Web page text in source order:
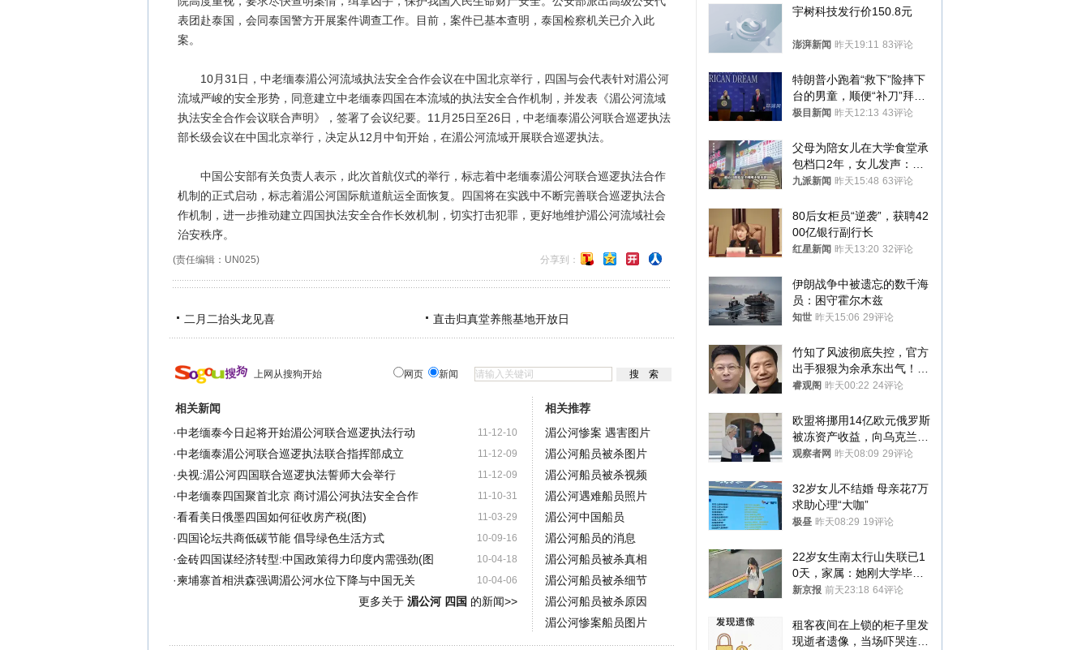
表团赴泰国，会同泰国警方开展案件调查工作。目前，案件已基本查明，泰国检察机关已介入此
案。
10月31日，中老缅泰湄公河流域执法安全合作会议在中国北京举行，四国与会代表针对湄公河
流域严峻的安全形势，同意建立中老缅泰四国在本流域的执法安全合作机制，并发表《湄公河流域
执法安全合作会议联合声明》，签署了会议纪要。11月25日至26日，中老缅泰湄公河联合巡逻执法
部长级会议在中国北京举行，决定从12月中旬开始，在湄公河流域开展联合巡逻执法。
中国公安部有关负责人表示，此次首航仪式的举行，标志着中老缅泰湄公河联合巡逻执法合作
机制的正式启动，标志着湄公河国际航道航运全面恢复。四国将在实践中不断完善联合巡逻执法合
作机制，进一步推动建立四国执法安全合作长效机制，切实打击犯罪，更好地维护湄公河流域社会
治安秩序。
(责任编辑：UN025) 分享到：
二月二抬头龙见喜 直击归真堂养熊基地开放日
上网从搜狗开始 网页 新闻
相关新闻
11-12-10
·中老缅泰今日起将开始湄公河联合巡逻执法行动
11-12-09
·中老缅泰湄公河联合巡逻执法联合指挥部成立
11-12-09
·央视:湄公河四国联合巡逻执法誓师大会举行
11-10-31
·中老缅泰四国聚首北京 商讨湄公河执法安全合作
11-03-29
·看看美日俄墨四国如何征收房产税(图)
10-09-16
·四国论坛共商低碳节能 倡导绿色生活方式
10-04-18
·金砖四国谋经济转型:中国政策得力印度内需强劲(图
10-04-06
·柬埔寨首相洪森强调湄公河水位下降与中国无关
更多关于 湄公河 四国 的新闻>>
相关推荐
湄公河惨案 遇害图片
湄公河船员被杀图片
湄公河船员被杀视频
湄公河遇难船员照片
湄公河中国船员
湄公河船员的消息
湄公河船员被杀真相
湄公河船员被杀细节
湄公河船员被杀原因
湄公河惨案船员图片
宇树科技发行价150.8元
澎湃新闻 昨天19:11 83评论
特朗普小跑着“救下”险摔下
台的男童，顺便“补刀”拜
登：“我可不想他像拜登一
极目新闻 昨天12:13 43评论
父母为陪女儿在大学食堂承
包档口2年，女儿发声：初
衷是为了陪伴，毕业后将不
九派新闻 昨天15:48 63评论
80后女柜员“逆袭”，获聘42
00亿银行副行长
红星新闻 昨天13:20 32评论
伊朗战争中被遗忘的数千海
员：困守霍尔木兹
知世 昨天15:06 29评论
竹知了风波彻底失控，官方
出手狠狠为余承东出气！雷
军果然没说错
睿观阁 昨天00:22 24评论
欧盟将挪用14亿欧元俄罗斯
被冻资产收益，向乌克兰提
供援助
观察者网 昨天08:09 29评论
32岁女儿不结婚 母亲花7万
求助心理“大咖”
极昼 昨天08:29 19评论
22岁女生南太行山失联已1
0天，家属：她刚大学毕业
想到山里旅行
新京报 前天23:18 64评论
租客夜间在上锁的柜子里发
现逝者遗像，当场吓哭连夜